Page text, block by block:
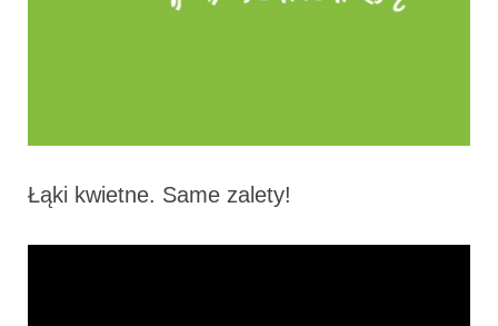
Łąki kwietne. Same zalety!